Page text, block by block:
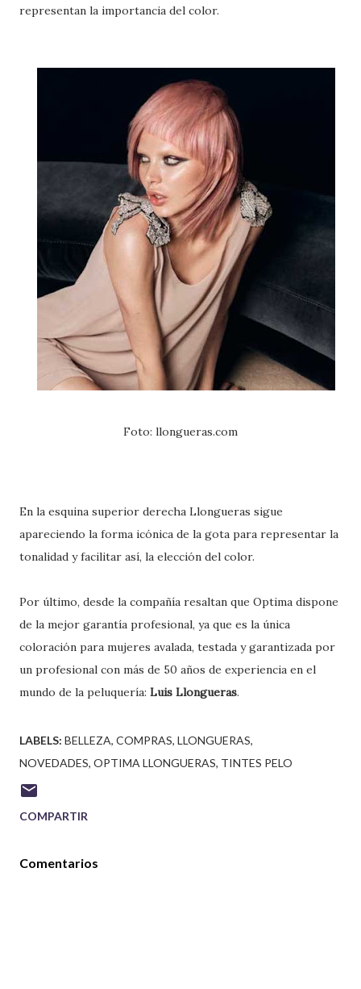
representan la importancia del color.
Foto: llongueras.com
En la esquina superior derecha Llongueras sigue
apareciendo la forma icónica de la gota para representar la
tonalidad y facilitar así, la elección del color.
Por último, desde la compañía resaltan que Optima dispone
de la mejor garantía profesional, ya que es la única
coloración para mujeres avalada, testada y garantizada por
un profesional con más de 50 años de experiencia en el
mundo de la peluquería: Luis Llongueras.
LABELS: BELLEZA COMPRAS LLONGUERAS
NOVEDADES OPTIMA LLONGUERAS TINTES PELO
COMPARTIR
Comentarios